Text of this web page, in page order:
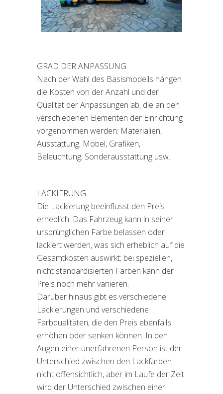
GRAD DER ANPASSUNG
Nach der Wahl des Basismodells hängen
die Kosten von der Anzahl und der
Qualität der Anpassungen ab, die an den
verschiedenen Elementen der Einrichtung
vorgenommen werden: Materialien,
Ausstattung, Möbel, Grafiken,
Beleuchtung, Sonderausstattung usw.
LACKIERUNG
Die Lackierung beeinflusst den Preis
erheblich: Das Fahrzeug kann in seiner
ursprünglichen Farbe belassen oder
lackiert werden, was sich erheblich auf die
Gesamtkosten auswirkt; bei speziellen,
nicht standardisierten Farben kann der
Preis noch mehr variieren.
Darüber hinaus gibt es verschiedene
Lackierungen und verschiedene
Farbqualitäten, die den Preis ebenfalls
erhöhen oder senken können. In den
Augen einer unerfahrenen Person ist der
Unterschied zwischen den Lackfarben
nicht offensichtlich, aber im Laufe der Zeit
wird der Unterschied zwischen einer